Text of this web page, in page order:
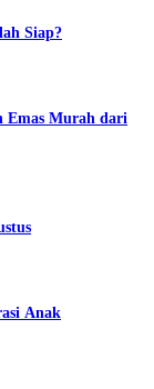
Siap?
Emas Murah dari
Anak